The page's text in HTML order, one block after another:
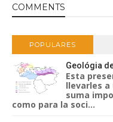
COMMENTS
POPULARES
Geológia
Esta
llevarles
suma
como para la soci...